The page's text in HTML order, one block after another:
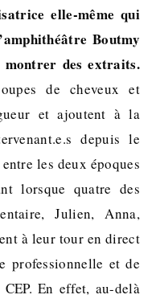
elle-même qui
Boutmy
des extraits.
de cheveux et
et ajoutent à la
depuis le
les deux époques
lorsque quatre des
Julien, Anna,
à leur tour en direct
professionnelle et de
En effet, au-delà